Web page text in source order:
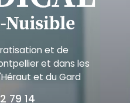
et de
et dans les
et du Gard
79 14